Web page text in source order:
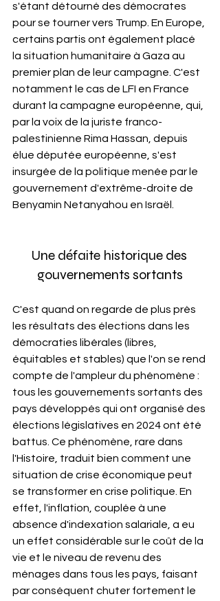
s'étant détourné des démocrates
pour se tourner vers Trump. En Europe,
certains partis ont également placé
la situation humanitaire à Gaza au
premier plan de leur campagne. C'est
notamment le cas de LFI en France
durant la campagne européenne, qui,
par la voix de la juriste franco-
palestinienne Rima Hassan, depuis
élue députée européenne, s'est
insurgée de la politique menée par le
gouvernement d'extrême-droite de
Benyamin Netanyahou en Israël.
Une défaite historique des
gouvernements sortants
C'est quand on regarde de plus près
les résultats des élections dans les
démocraties libérales (libres,
équitables et stables) que l'on se rend
compte de l'ampleur du phénomène :
tous les gouvernements sortants des
pays développés qui ont organisé des
élections législatives en 2024 ont été
battus. Ce phénomène, rare dans
l'Histoire, traduit bien comment une
situation de crise économique peut
se transformer en crise politique. En
effet, l'inflation, couplée à une
absence d'indexation salariale, a eu
un effet considérable sur le coût de la
vie et le niveau de revenu des
ménages dans tous les pays, faisant
par conséquent chuter fortement le